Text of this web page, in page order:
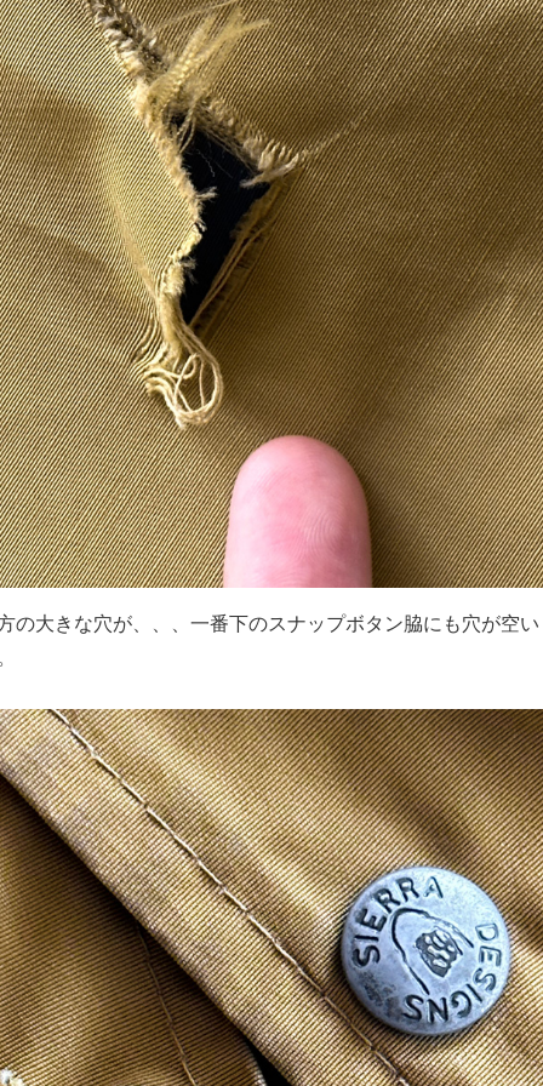
の大きな穴が、、、一番下のスナップボタン脇にも穴が空い